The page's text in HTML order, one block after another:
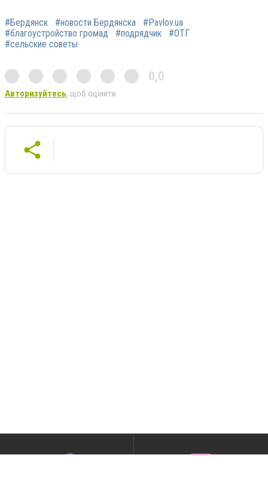
#Бердянск #новости Бердянска
#Pavlov.ua
#благоустройство громад
#подрядчик
#ОТГ
#сельские советы
0,0
Авторизуйтесь, щоб оцінити